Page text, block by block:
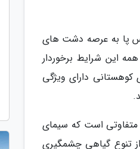
پا به عرصه دشت های
این شرایط برخوردار
کوهستانی دارای ویژگی
متفاوتی است که سیمای
تنوع گیاهی چشمگیری